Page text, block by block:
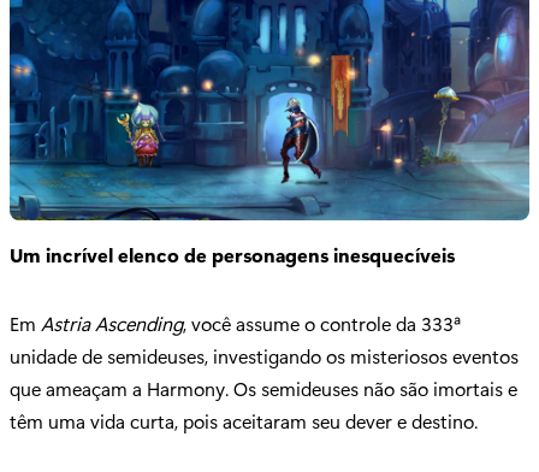
Um incrível elenco de personagens inesquecíveis
Em Astria Ascending, você assume o controle da 333ª
unidade de semideuses, investigando os misteriosos eventos
que ameaçam a Harmony. Os semideuses não são imortais e
têm uma vida curta, pois aceitaram seu dever e destino.